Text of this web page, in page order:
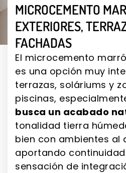
MICROCEMENTO
EXTERIORES,
FACHADAS
El microcemento
es una opción muy
terrazas, soláriums y
piscinas,
busca un acabado
tonalidad tierra
bien con ambientes al
aportando
sensación de